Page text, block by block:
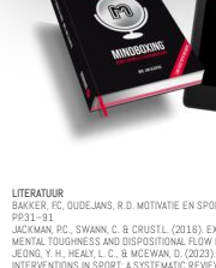
LITERATUUR
BAKKER, F.C, OUDEJANS, R.D. MOTIVATIE EN
PP.31–91
JACKMAN, P.C., SWANN, C. & CRUST.L. (2016).
MENTAL TOUGHNESS AND DISPOSITIONAL
JEONG, Y. H., HEALY, L. C., & MCEWAN, D.